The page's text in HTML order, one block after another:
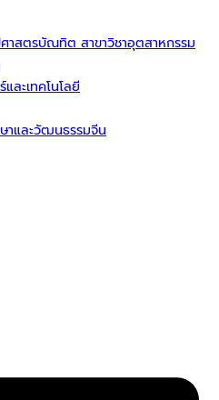
าสตรบัณทิต สาขาวิชาอุตสาหกรรม
ละเทคโนโลยี
าและวัฒนธรรมจีน